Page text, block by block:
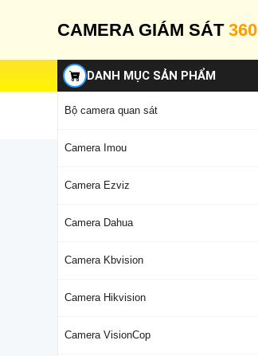
CAMERA GIÁM SÁT 360
DANH MỤC SẢN PHẨM
Bộ camera quan sát
Camera Imou
Camera Ezviz
Camera Dahua
Camera Kbvision
Camera Hikvision
Camera VisionCop